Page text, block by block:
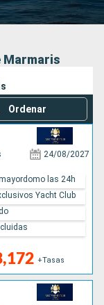
Marmaris
Ordenar
24/08/2027
+Tasas
las 24h
Yacht Club